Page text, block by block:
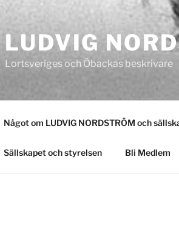
LUDVIG
Lortsveriges och Öbackas beskrivare
Något om LUDVIG NORDSTRÖM och
Sällskapet och styrelsen Bli Medlem